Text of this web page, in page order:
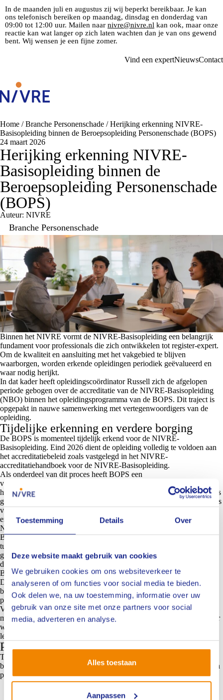
Toestemming Details Over
Deze website maakt gebruik van cookies
We gebruiken cookies om ons websiteverkeer te
analyseren of om functies voor social media te bieden.
Ook delen we, na uw toestemming, informatie over uw
gebruik van onze site met onze partners voor social
media, adverteren en analyse.
Alles toestaan
Aanpassen
In de maanden juli en augustus zij wij beperkt bereikbaar. Je kan
ons telefonisch bereiken op maandag, dinsdag en donderdag van
09:00 tot 12:00 uur. Mailen naar nivre@nivre.nl kan ook, maar onze
reactie kan wat langer op zich laten wachten dan je van ons gewend
bent. Wij wensen je een fijne zomer.
Vind een expertNieuwsContact
Home /Branche Personenschade /Herijking erkenning NIVRE-
Basisopleiding binnen de Beroepsopleiding Personenschade (BOPS)
24 maart 2026
Herijking erkenning NIVRE-
Basisopleiding binnen de
Beroepsopleiding Personenschade
(BOPS)
Auteur: NIVRE
Branche Personenschade
Binnen het NIVRE vormt de NIVRE-Basisopleiding een belangrijk
fundament voor professionals die zich ontwikkelen tot register-expert.
Om de kwaliteit en aansluiting met het vakgebied te blijven
waarborgen, worden erkende opleidingen periodiek geëvalueerd en
waar nodig herijkt.
In dat kader heeft opleidingscoördinator Russell zich de afgelopen
periode gebogen over de accreditatie van de NIVRE-Basisopleiding
(NBO) binnen het opleidingsprogramma van de BOPS. Dit traject is
opgepakt in nauwe samenwerking met vertegenwoordigers van de
opleiding.
Tijdelijke erkenning en verdere borging
De BOPS is momenteel tijdelijk erkend voor de NIVRE-
Basisopleiding. Eind 2026 dient de opleiding volledig te voldoen aan
het accreditatiebeleid zoals vastgelegd in het NIVRE-
accreditatiehandboek voor de NIVRE-Basisopleiding.
Als onderdeel van dit proces heeft BOPS een
verantwoordingsdocument aangeleverd waarin wordt toegelicht hoe
het curriculum van de NIVRE-Basisopleiding binnen haar opleiding is
geïntegreerd. Tijdens een gezamenlijk overleg met vertegenwoordigers
van BOPS is dit document besproken en beoordeeld waarbij nog
enkele aandachtspunten duidelijk werden.
NIVRE-tuchtrecht
Binnen de opleiding moet expliciet aandacht worden besteed aan het
tuchtrecht van het NIVRE. Dit betreft onder meer de statuten,
gedragsregels en de tuchtrechtelijke procedure, inclusief de route via
de Vertrouwenscommissie.
Brede verzekeringskennis
Daarnaast is het van belang dat deelnemers ook kennis opdoen van
branche-overstijgende verzekeringsproducten, buiten het domein
personenschade.
Voor de invulling van deze aanvullende onderdelen worden
momenteel verschillende oplossingsrichtingen verkend. Zo kan ervoor
worden gekozen om deze onderwerpen te integreren in de fysieke
lesdagen of door een e-learningcomponent.
Planning en vervolg
Tijdens het overleg zijn ook de kaders van het nieuwe centrale
basisexamen besproken. In de komende periode worden de besproken
punten verder uitgewerkt.